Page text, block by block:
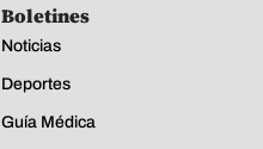
Boletines
Noticias
Deportes
Guía Médica